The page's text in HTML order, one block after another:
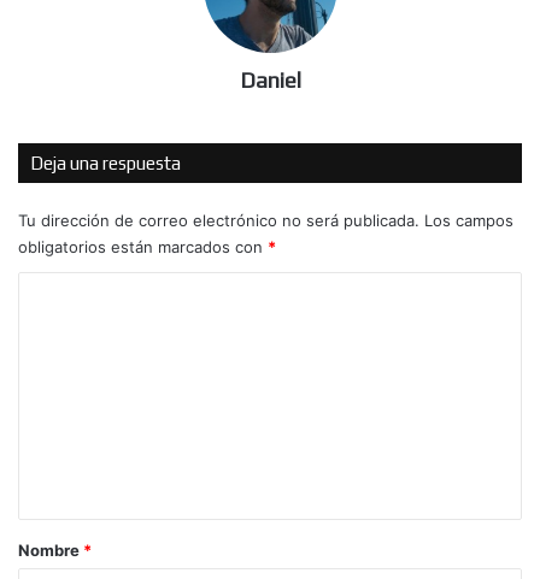
Daniel
Deja una respuesta
Tu dirección de correo electrónico no será publicada. Los campos
obligatorios están marcados con *
rNombre *